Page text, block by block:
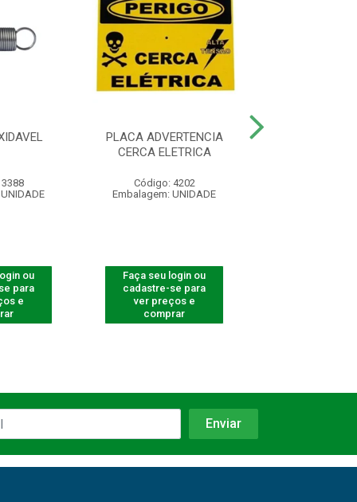
ou
para
e
PLACA ADVERTENCIA
CERCA ELETRICA
Código: 4202
Embalagem: UNIDADE
Faça seu login ou
cadastre-se para
ver preços e
comprar